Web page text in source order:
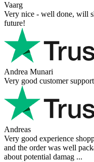
Vaarg
Very nice - well done, will
future!
Andrea Munari
Very good customer
Andreas
Very good experience
and the order was well
about potential damag ...